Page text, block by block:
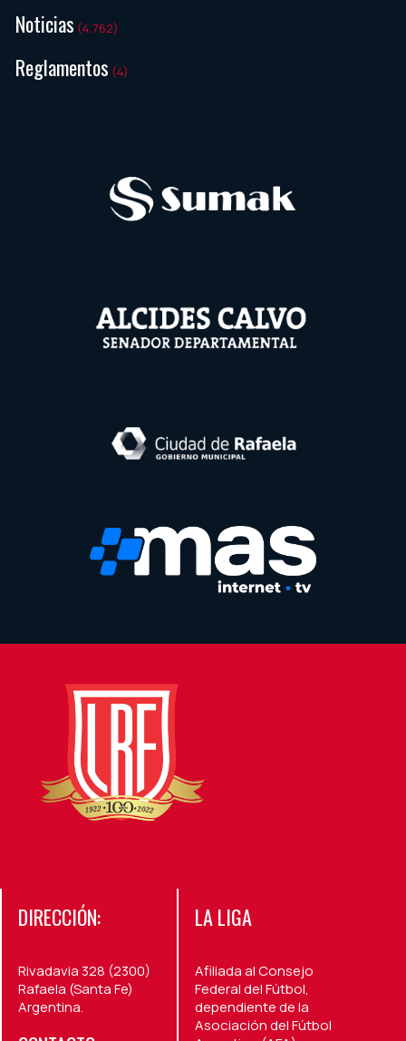
Noticias (4.762)
Reglamentos (4)
DIRECCIÓN:
Rivadavia 328 (2300)
Rafaela (Santa Fe)
Argentina.
LA LIGA
Afiliada al Consejo
Federal del Fútbol,
dependiente de la
Asociación del Fútbol